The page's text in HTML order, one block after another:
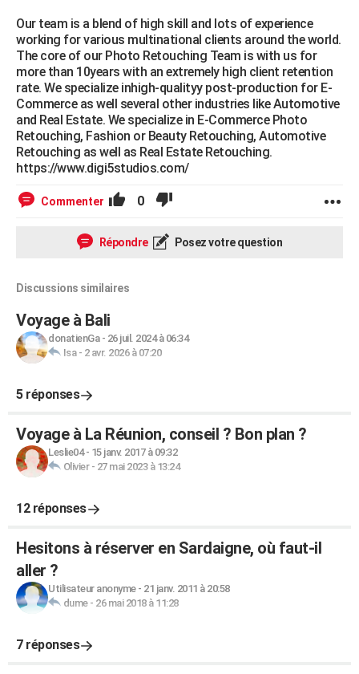
Our team is a blend of high skill and lots of experience
working for various multinational clients around the world.
The core of our Photo Retouching Team is with us for
more than 10years with an extremely high client retention
rate. We specialize inhigh-qualityy post-production for E-
Commerce as well several other industries like Automotive
and Real Estate. We specialize in E-Commerce Photo
Retouching, Fashion or Beauty Retouching, Automotive
Retouching as well as Real Estate Retouching.
https://www.digi5studios.com/
Commenter 0
Répondre Posez votre question
Discussions similaires
Voyage à Bali
donatienGa- 26 juil. 2024 à 06:34
Isa- 2 avr. 2026 à 07:20
5 réponses
Voyage à La Réunion, conseil ? Bon plan ?
Leslie04- 15 janv. 2017 à 09:32
Olivier- 27 mai 2023 à 13:24
12 réponses
Hesitons à réserver en Sardaigne, où faut-il
aller ?
Utilisateur anonyme- 21 janv. 2011 à 20:58
dume- 26 mai 2018 à 11:28
7 réponses